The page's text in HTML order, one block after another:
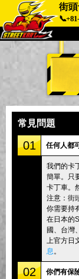
街頭
關於
公司
東京 品川
東京 秋葉
東京 澀谷
東京 淺
沖繩
常見問題
01 任何人都
我們的卡
簡單。只
卡丁車。
注意：街
你需要持
在日本的
國、台灣
上官方日
息 。
02 你們有保